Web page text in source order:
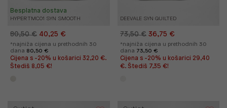
HYPERTMC01 SYN SMOOTH
Besplatna dostava
80,50 € 40,25 €
*najniža cijena u prethodnih 30
dana 80,50 €
Cijena s -20% u košarici 32,20 €.
Štediš 8,05 €!
DEEVALE SYN QUILTED
73,50 € 36,75 €
*najniža cijena u prethodnih 30
dana 73,50 €
Cijena s -20% u košarici 29,40
€. Štediš 7,35 €!